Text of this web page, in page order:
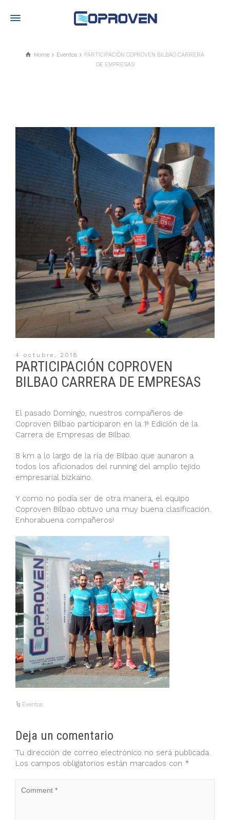
Home Eventos
PARTICIPACIÓN COPROVEN BILBAO CARRERA
DE EMPRESAS
4 octubre, 2018
PARTICIPACIÓN COPROVEN
BILBAO CARRERA DE EMPRESAS
El pasado Domingo, nuestros compañeros de
Coproven Bilbao participaron en la 1ª Edición de la
Carrera de Empresas de Bilbao.
8 km a lo largo de la ría de Bilbao que aunaron a
todos los aficionados del running del amplio tejido
empresarial bizkaino.
Y como no podía ser de otra manera, el equipo
Coproven Bilbao obtuvo una muy buena clasificación.
Enhorabuena compañeros!
Eventos
Deja un comentario
Tu dirección de correo electrónico no será publicada.
Los campos obligatorios están marcados con *